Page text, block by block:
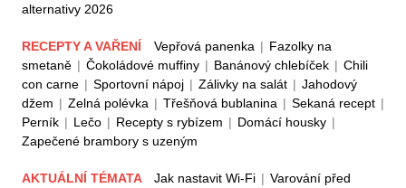
alternativy 2026
RECEPTY A VAŘENÍ Vepřová panenka | Fazolky na
smetaně | Čokoládové muffiny | Banánový chlebíček | Chili
con carne | Sportovní nápoj | Zálivky na salát | Jahodový
džem | Zelná polévka | Třešňová bublanina | Sekaná recept |
Perník | Lečo | Recepty s rybízem | Domácí housky |
Zapečené brambory s uzeným
AKTUÁLNÍ TÉMATA Jak nastavit Wi-Fi | Varování před